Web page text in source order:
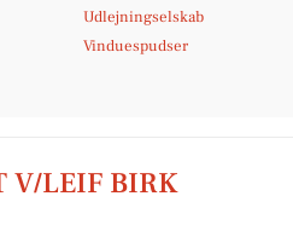
Udlejningselskab
Vinduespudser
V/LEIF BIRK